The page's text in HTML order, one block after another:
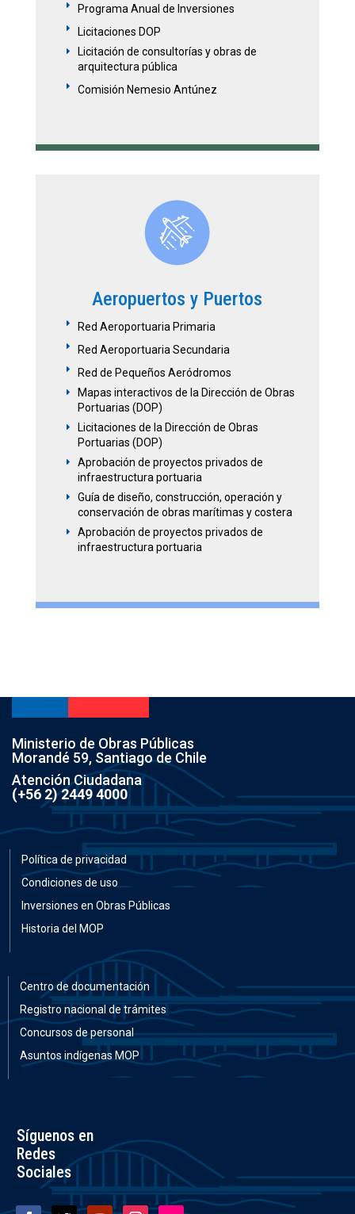
E Programa Anual de Inversiones
E Licitaciones DOP
E
Licitación de consultorías y obras de
arquitectura pública
E Comisión Nemesio Antúnez
Aeropuertos y Puertos
E Red Aeroportuaria Primaria
E Red Aeroportuaria Secundaria
E Red de Pequeños Aeródromos
E
Mapas interactivos de la Dirección de Obras
Portuarias (DOP)
E
Licitaciones de la Dirección de Obras
Portuarias (DOP)
E
Aprobación de proyectos privados de
infraestructura portuaria
E
Guía de diseño, construcción, operación y
conservación de obras marítimas y costera
E
Aprobación de proyectos privados de
infraestructura portuaria
Ministerio de Obras Públicas
Morandé 59, Santiago de Chile
Atención Ciudadana
(+56 2) 2449 4000
Política de privacidad
Condiciones de uso
Inversiones en Obras Públicas
Historia del MOP
Centro de documentación
Registro nacional de trámites
Concursos de personal
Asuntos indígenas MOP
Síguenos en
Redes
Sociales